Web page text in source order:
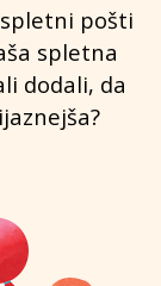
pošti
spletna
dodali, da